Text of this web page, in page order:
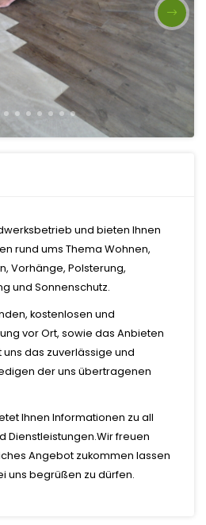
und bieten Ihnen
rund ums Thema Wohnen,
Vorhänge, Polsterung,
und Sonnenschutz.
kostenlosen und
vor Ort, sowie das Anbieten
das zuverlässige und
der uns übertragenen
Ihnen Informationen zu all
Dienstleistungen.Wir freuen
Angebot zukommen lassen
uns begrüßen zu dürfen.